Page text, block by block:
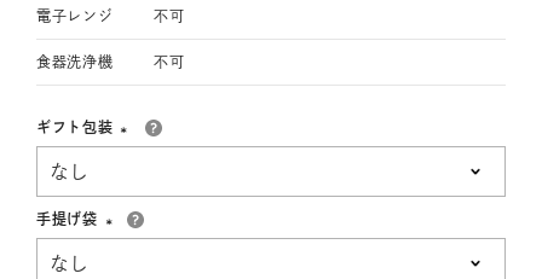
電子レンジ 不可
食器洗浄機 不可
ギフト包装
手提げ袋